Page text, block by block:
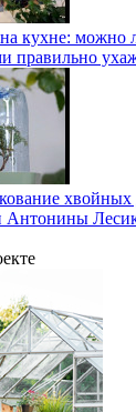
кухне: можно
правильно
хвойных
Антонины